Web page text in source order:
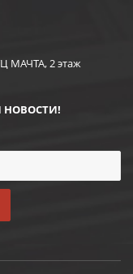
МАЧТА, 2 этаж